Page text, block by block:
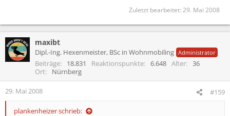
Zuletzt bearbeitet: 29. Mai 2008
maxibt
Dipl.-Ing. Hexenmeister, BSc in Wohnmobiling Administrator
Beiträge 18.831 Reaktionspunkte 6.648 Alter
36
Ort
Nürnberg
29. Mai 2008 #159
plankenheizer schrieb: